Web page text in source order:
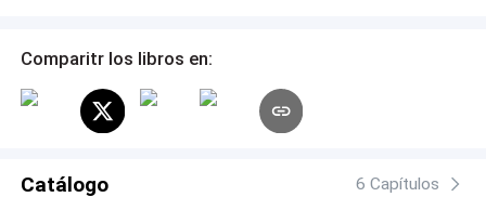
Comparitr los libros en:
Catálogo 6 Capítulos